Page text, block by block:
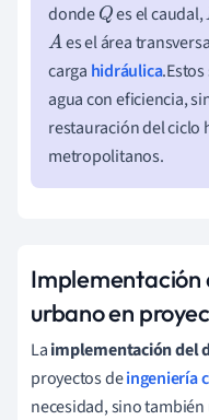
dondeQ es el caudal,
A es el área
carga hidráulica
agua con eficiencia,
restauración del
metropolitanos.
Implementación
urbano en
Laimplementación del
proyectos deingeniería
necesidad, sino